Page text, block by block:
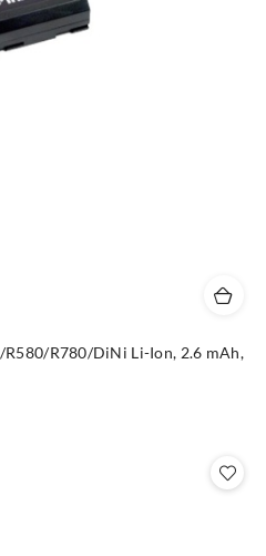
R780/DiNi Li-Ion, 2.6 mAh,